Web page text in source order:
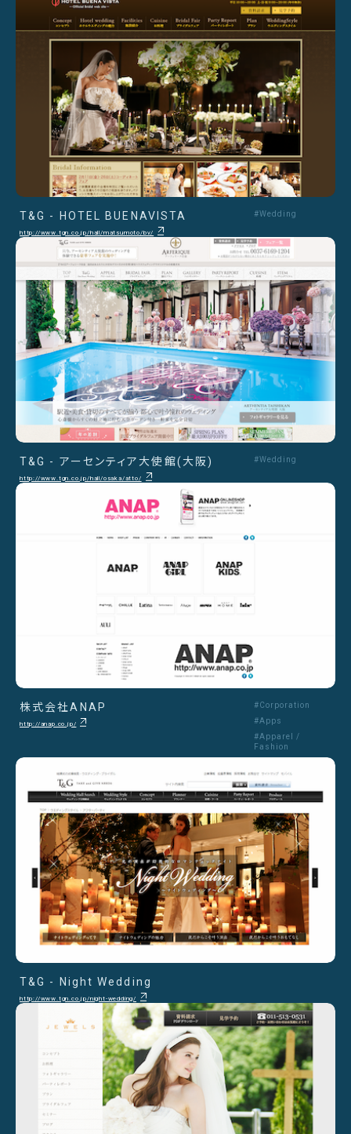
T&G - HOTEL BUENAVISTA
http://www.tgn.co.jp/hall/matsumoto/bv/
#Wedding
T&G - アーセンティア大使館(大阪)
http://www.tgn.co.jp/hall/osaka/atto/
#Wedding
株式会社ANAP
http://anap.co.jp/
#Corporation
#Apps
#Apparel /
Fashion
T&G - Night Wedding
http://www.tgn.co.jp/night-wedding/